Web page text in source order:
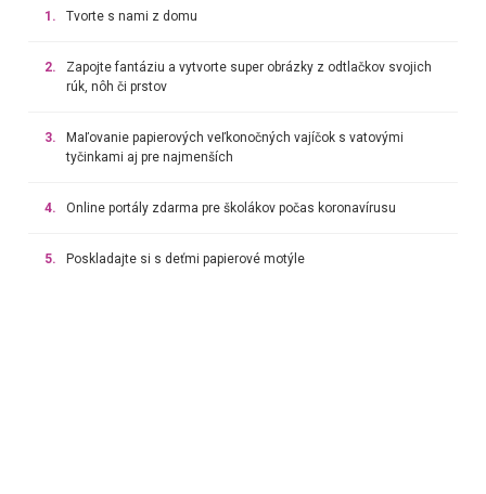
1. Tvorte s nami z domu
2.
Zapojte fantáziu a vytvorte super obrázky z odtlačkov svojich
rúk, nôh či prstov
3.
Maľovanie papierových veľkonočných vajíčok s vatovými
tyčinkami aj pre najmenších
4. Online portály zdarma pre školákov počas koronavírusu
5. Poskladajte si s deťmi papierové motýle